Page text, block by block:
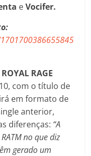
eVocifer.
ROYAL RAGE
com o título de
em formato de
anterior,
diferenças: “A
no que diz
gerado um